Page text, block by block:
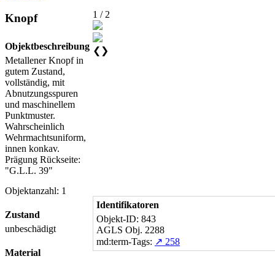
Knopf
Objektbeschreibung
Metallener Knopf in
gutem Zustand,
vollständig, mit
Abnutzungsspuren
und maschinellem
Punktmuster.
Wahrscheinlich
Wehrmachtsuniform,
innen konkav.
Prägung Rückseite:
"G.L.L. 39"
Objektanzahl: 1
Zustand
unbeschädigt
Material
1 / 2
❮ ❯
Identifikatoren
Objekt-ID: 843
AGLS Obj. 2288
md:term-Tags: ↗ 258